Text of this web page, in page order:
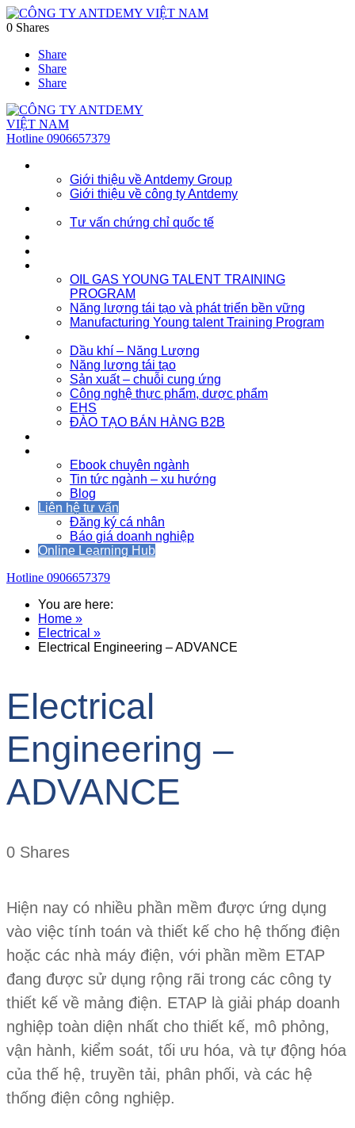
0 Shares
Share
Share
Share
Hotline 0906657379
Giới thiệu về Antdemy Group
Giới thiệu về công ty Antdemy
Tư vấn chứng chỉ quốc tế
OIL GAS YOUNG TALENT TRAINING
PROGRAM
Năng lượng tái tạo và phát triển bền vững
Manufacturing Young talent Training Program
Dầu khí – Năng Lượng
Năng lượng tái tạo
Sản xuất – chuỗi cung ứng
Công nghệ thực phẩm, dược phẩm
EHS
ĐÀO TẠO BÁN HÀNG B2B
Ebook chuyên ngành
Tin tức ngành – xu hướng
Blog
Liên hệ tư vấn
Đăng ký cá nhân
Báo giá doanh nghiệp
Online Learning Hub
Hotline 0906657379
You are here:
Home »
Electrical »
Electrical Engineering – ADVANCE
Electrical
Engineering –
ADVANCE
0 Shares
Hiện nay có nhiều phần mềm được ứng dụng
vào việc tính toán và thiết kế cho hệ thống điện
hoặc các nhà máy điện, với phần mềm ETAP
đang được sử dụng rộng rãi trong các công ty
thiết kế về mảng điện. ETAP là giải pháp doanh
nghiệp toàn diện nhất cho thiết kế, mô phỏng,
vận hành, kiểm soát, tối ưu hóa, và tự động hóa
của thế hệ, truyền tải, phân phối, và các hệ
thống điện công nghiệp.